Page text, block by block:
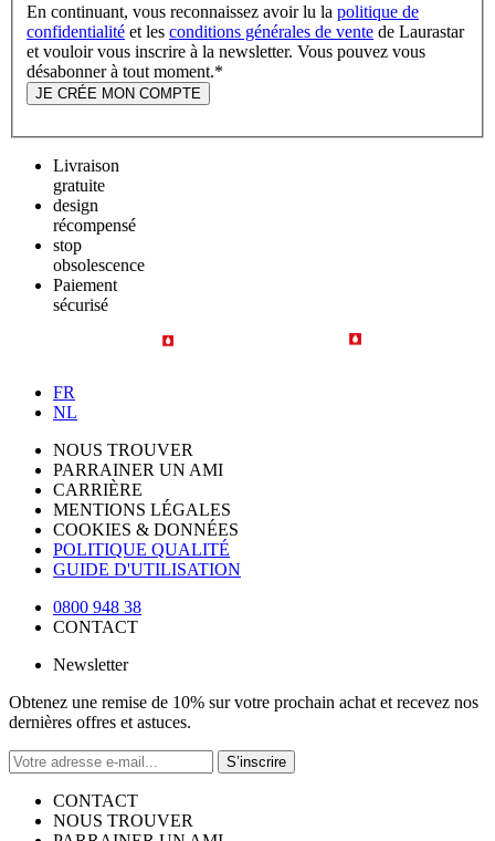
En continuant, vous reconnaissez avoir lu la politique de
confidentialité et les conditions générales de vente de Laurastar
et vouloir vous inscrire à la newsletter. Vous pouvez vous
désabonner à tout moment.*
JE CRÉE MON COMPTE
Livraison
gratuite
design
récompensé
stop
obsolescence
Paiement
sécurisé
FR
NL
NOUS TROUVER
PARRAINER UN AMI
CARRIÈRE
MENTIONS LÉGALES
COOKIES & DONNÉES
POLITIQUE QUALITÉ
GUIDE D'UTILISATION
0800 948 38
CONTACT
Newsletter
Obtenez une remise de 10% sur votre prochain achat et recevez nos
dernières offres et astuces.
S’inscrire
CONTACT
NOUS TROUVER